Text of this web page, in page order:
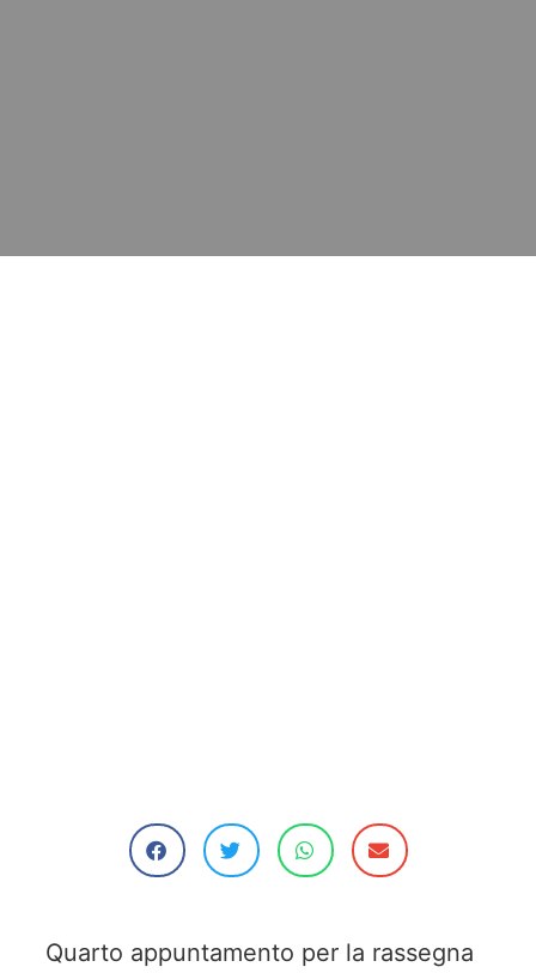
Quarto appuntamento per la rassegna